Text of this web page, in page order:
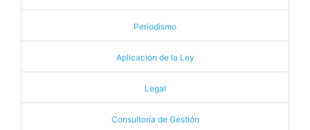
Periodismo
Aplicación de la Ley
Legal
Consultoría de Gestión